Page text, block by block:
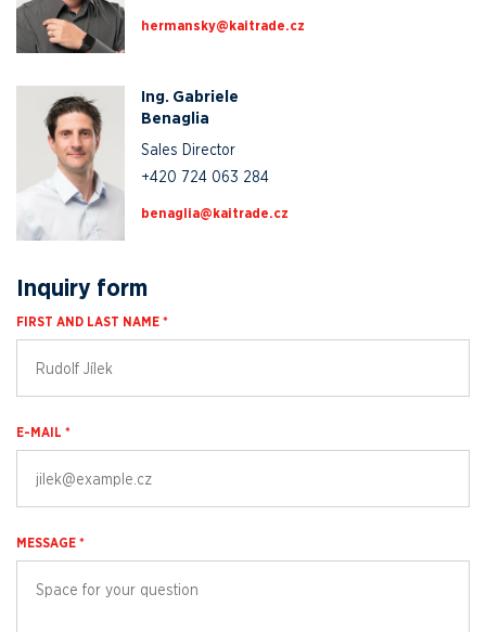
zc.edartiak@yksnamreh
Ing. Gabriele
Benaglia
Sales Director
+420 724 063 284
zc.edartiak@ailganeb
Inquiry form
FIRST AND LAST NAME *
E-MAIL *
MESSAGE *